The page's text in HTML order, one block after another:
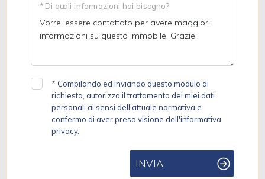
* Di quali informazioni hai bisogno?
* Compilando ed inviando questo modulo di
richiesta, autorizzo il trattamento dei miei dati
personali ai sensi dell'attuale normativa e
confermo di aver preso visione dell'informativa
privacy.
INVIA